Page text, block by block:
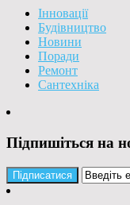
Інновації
Будівництво
Новини
Поради
Ремонт
Сантехніка
Підпишіться на